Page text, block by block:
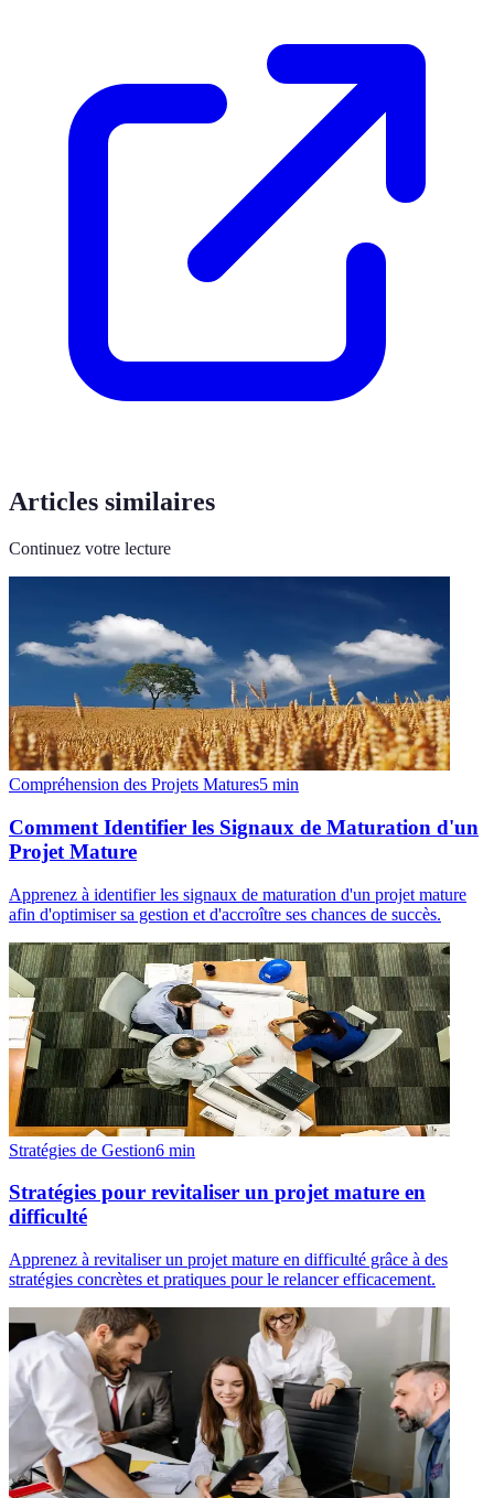
Articles similaires
Continuez votre lecture
Compréhension des Projets Matures5 min
Comment Identifier les Signaux de Maturation d'un
Projet Mature
Apprenez à identifier les signaux de maturation d'un projet mature
afin d'optimiser sa gestion et d'accroître ses chances de succès.
Stratégies de Gestion6 min
Stratégies pour revitaliser un projet mature en
difficulté
Apprenez à revitaliser un projet mature en difficulté grâce à des
stratégies concrètes et pratiques pour le relancer efficacement.